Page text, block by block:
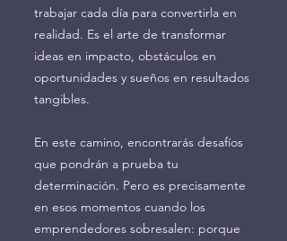
trabajar cada día para convertirla en
realidad. Es el arte de transformar
ideas en impacto, obstáculos en
oportunidades y sueños en resultados
tangibles.
En este camino, encontrarás desafíos
que pondrán a prueba tu
determinación. Pero es precisamente
en esos momentos cuando los
emprendedores sobresalen: porque